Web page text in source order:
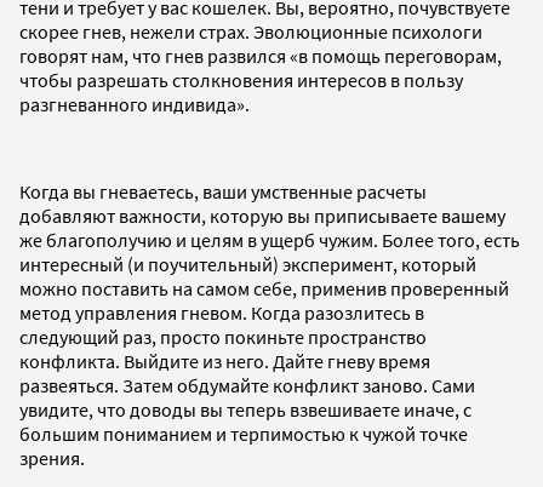
тени и требует у вас кошелек. Вы, вероятно, почувствуете
скорее гнев, нежели страх. Эволюционные психологи
говорят нам, что гнев развился «в помощь переговорам,
чтобы разрешать столкновения интересов в пользу
разгневанного индивида».
Когда вы гневаетесь, ваши умственные расчеты
добавляют важности, которую вы приписываете вашему
же благополучию и целям в ущерб чужим. Более того, есть
интересный (и поучительный) эксперимент, который
можно поставить на самом себе, применив проверенный
метод управления гневом. Когда разозлитесь в
следующий раз, просто покиньте пространство
конфликта. Выйдите из него. Дайте гневу время
развеяться. Затем обдумайте конфликт заново. Сами
увидите, что доводы вы теперь взвешиваете иначе, с
большим пониманием и терпимостью к чужой точке
зрения.